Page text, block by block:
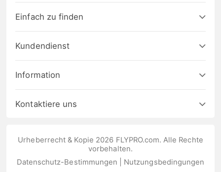
Einfach zu finden
Kundendienst
Information
Kontaktiere uns
Urheberrecht & Kopie 2026 FLYPRO.com. Alle Rechte
vorbehalten.
Datenschutz-Bestimmungen
Nutzungsbedingungen